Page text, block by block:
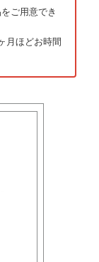
ご用意でき
月ほどお時間